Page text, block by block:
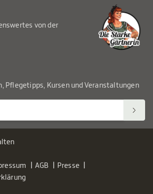
von der
Pflegetipps, Kursen und Veranstaltungen
AGB
Presse